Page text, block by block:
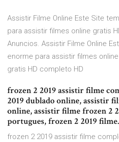
Assistir Filme Online Este Site
para assistir filmes online gratis
Anuncios. Assistir Filme Online
enorme para assistir filmes
gratis HD completo HD
frozen 2 2019 assistir filme
2019 dublado online, assistir
online, assistir filme frozen 2
portugues, frozen 2 2019
frozen 2 2019 assistir filme